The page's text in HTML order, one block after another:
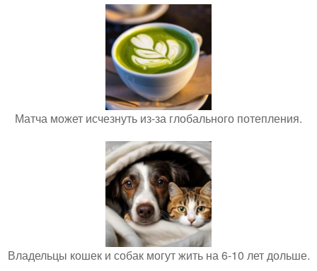
Матча может исчезнуть из-за глобального потепления.
Владельцы кошек и собак могут жить на 6-10 лет дольше.